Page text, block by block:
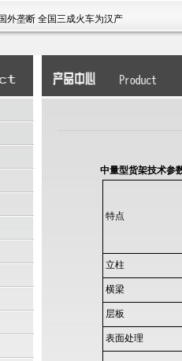
外垄断 全国三成火车为汉产
经济和信息化委员会授予2011年度湖北省
试点示范企业
院研究生参观武汉征原电气有限公司实践
试点示范企业
中量型货架技术参
特点
立柱
横梁
层板
表面处理